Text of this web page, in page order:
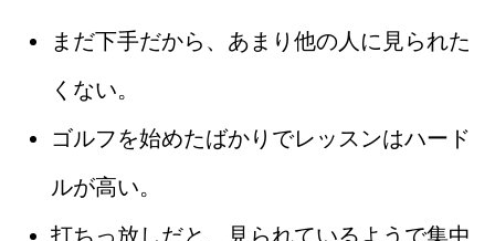
まだ下手だから、あまり他の人に見られた
くない。
ゴルフを始めたばかりでレッスンはハード
ルが高い。
打ちっ放しだと、見られているようで集中